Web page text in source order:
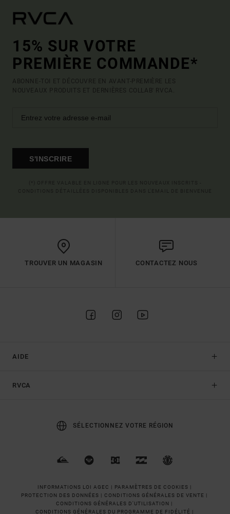
15% SUR VOTRE
PREMIÈRE COMMANDE*
ABONNE-TOI ET DÉCOUVRE EN AVANT-PREMIÈRE LES
NOUVEAUX PRODUITS ET DERNIÈRES COLLAB' RVCA.
S'INSCRIRE
TROUVER UN MAGASIN CONTACTEZ NOUS
AIDE
RVCA
SÉLECTIONNEZ VOTRE RÉGION
INFORMATIONS LOI AGEC | PARAMÈTRES DE COOKIES |
PROTECTION DES DONNÉES | CONDITIONS GÉNÉRALES DE VENTE |
CONDITIONS GÉNÉRALES D'UTILISATION |
CONDITIONS GÉNÉRALES DU PROGRAMME DE FIDÉLITÉ |